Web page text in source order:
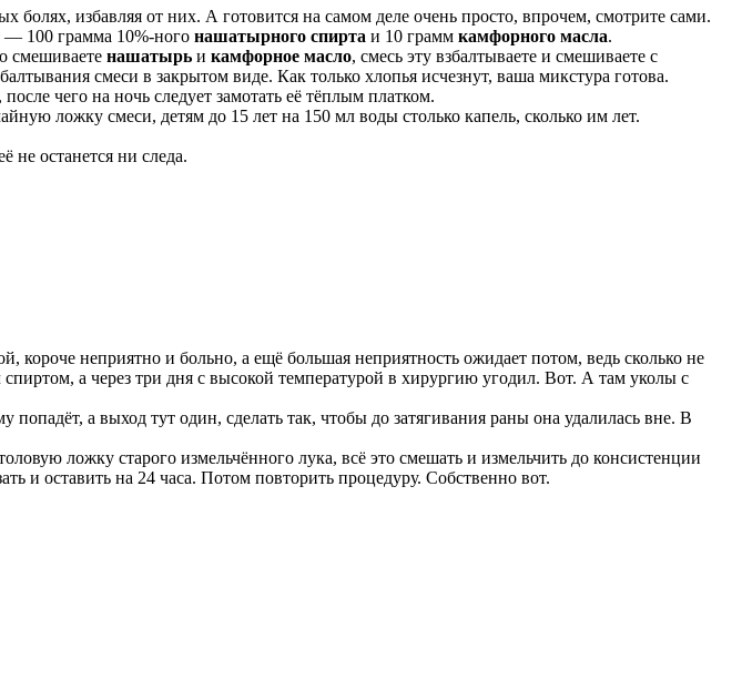
избавляя от них. А готовится на самом деле очень просто, впрочем, смотрите сами.
— 100 грамма 10%-ного нашатырного спирта и 10 грамм камфорного масла.
смешиваете нашатырь и камфорное масло, смесь эту взбалтываете и смешиваете с
смеси в закрытом виде. Как только хлопья исчезнут, ваша микстура готова.
чего на ночь следует замотать её тёплым платком.
ложку смеси, детям до 15 лет на 150 мл воды столько капель, сколько им лет.
не останется ни следа.
короче неприятно и больно, а ещё большая неприятность ожидает потом, ведь сколько не
а через три дня с высокой температурой в хирургию угодил. Вот. А там уколы с
а выход тут один, сделать так, чтобы до затягивания раны она удалилась вне. В
ложку старого измельчённого лука, всё это смешать и измельчить до консистенции
и оставить на 24 часа. Потом повторить процедуру. Собственно вот.